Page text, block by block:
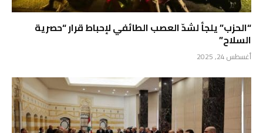
“الحزب” يلجأ لشدّ العصب الطائفي لإحباط قرار “حصرية
السلاح”
أغسطس 24, 2025